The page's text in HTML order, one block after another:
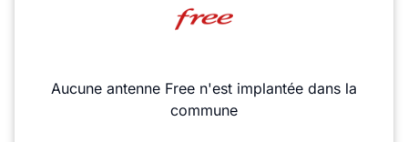
Aucune antenne Free n'est implantée dans la
commune